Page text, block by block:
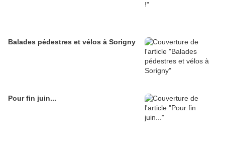
Balades pédestres et vélos à Sorigny
Pour fin juin...